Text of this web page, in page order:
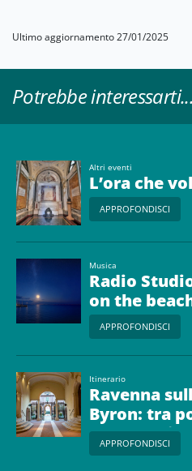
Ultimo aggiornamento 27/01/2025
Potrebbe interessarti...
Altri eventi
L’ora che
APPROFONDISCI
Musica
Radio
on the
APPROFONDISCI
Itinerario
Ravenna
Byron: tra
amore e
APPROFONDISCI